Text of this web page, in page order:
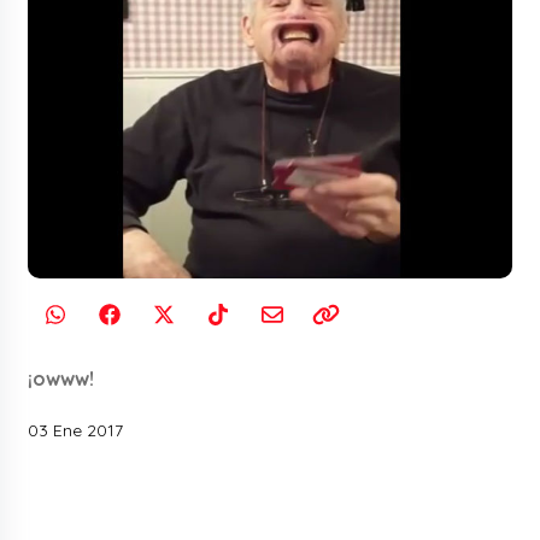
¡owww!
03 Ene 2017